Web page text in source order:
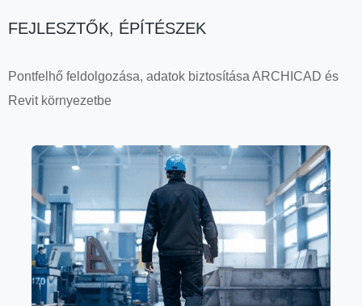
FEJLESZTŐK, ÉPÍTÉSZEK
Pontfelhő feldolgozása, adatok biztosítása ARCHICAD és
Revit környezetbe